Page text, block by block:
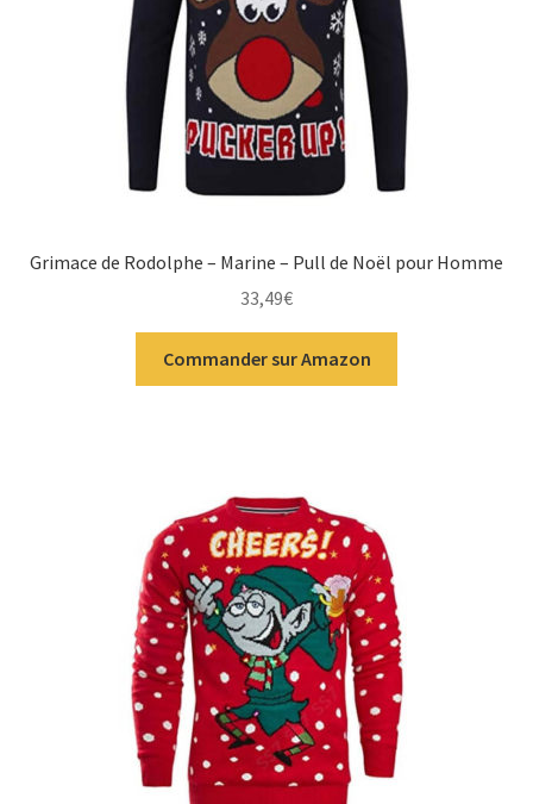
Grimace de Rodolphe – Marine – Pull de Noël pour Homme
33,49€
Commander sur Amazon